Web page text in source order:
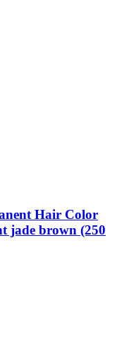
Hair Color
jade brown (250